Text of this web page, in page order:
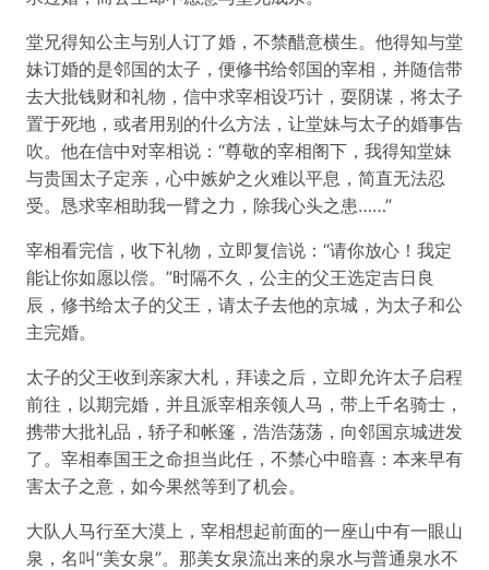
堂兄得知公主与别人订了婚，不禁醋意横生。他得知与堂
妹订婚的是邻国的太子，便修书给邻国的宰相，并随信带
去大批钱财和礼物，信中求宰相设巧计，耍阴谋，将太子
置于死地，或者用别的什么方法，让堂妹与太子的婚事告
吹。他在信中对宰相说：“尊敬的宰相阁下，我得知堂妹
与贵国太子定亲，心中嫉妒之火难以平息，简直无法忍
受。恳求宰相助我一臂之力，除我心头之患……”
宰相看完信，收下礼物，立即复信说：“请你放心！我定
能让你如愿以偿。”时隔不久，公主的父王选定吉日良
辰，修书给太子的父王，请太子去他的京城，为太子和公
主完婚。
太子的父王收到亲家大札，拜读之后，立即允许太子启程
前往，以期完婚，并且派宰相亲领人马，带上千名骑士，
携带大批礼品，轿子和帐篷，浩浩荡荡，向邻国京城进发
了。宰相奉国王之命担当此任，不禁心中暗喜：本来早有
害太子之意，如今果然等到了机会。
大队人马行至大漠上，宰相想起前面的一座山中有一眼山
泉，名叫“美女泉”。那美女泉流出来的泉水与普通泉水不